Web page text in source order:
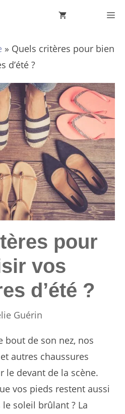
» Quels critères pour bien
d’été ?
pour
vos
d’été ?
Guérin
bout de son nez, nos
autres chaussures
le devant de la scène.
vos pieds restent aussi
soleil brûlant ? La